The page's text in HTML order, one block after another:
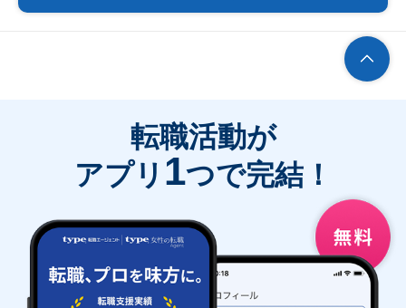
転職活動が
アプリ 1つで完結！